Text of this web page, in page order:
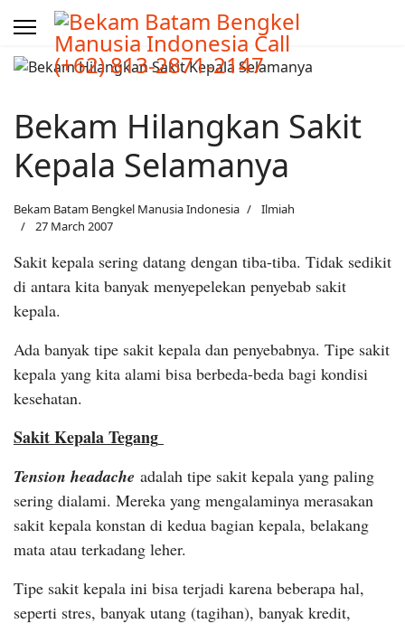
Bekam Hilangkan Sakit
Kepala Selamanya
Bekam Batam Bengkel Manusia Indonesia
Ilmiah
27 March 2007
Sakit kepala sering datang dengan tiba-tiba. Tidak sedikit
di antara kita banyak menyepelekan penyebab sakit
kepala.
Ada banyak tipe sakit kepala dan penyebabnya. Tipe sakit
kepala yang kita alami bisa berbeda-beda bagi kondisi
kesehatan.
Sakit Kepala Tegang
Tension headache adalah tipe sakit kepala yang paling
sering dialami. Mereka yang mengalaminya merasakan
sakit kepala konstan di kedua bagian kepala, belakang
mata atau terkadang leher.
Tipe sakit kepala ini bisa terjadi karena beberapa hal,
seperti stres, banyak utang (tagihan), banyak kredit,